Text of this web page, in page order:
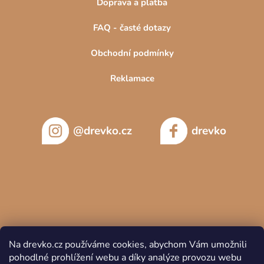
Na drevko.cz používáme cookies, abychom Vám umožnili
pohodlné prohlížení webu a díky analýze provozu webu
FAQ - časté dotazy
Obchodní podmínky
Reklamace
@drevko.cz drevko